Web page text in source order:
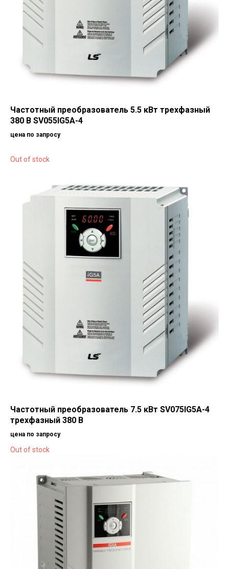
Частотный преобразователь 5.5 кВт трехфазный
380 В SV055IG5A-4
цена по запросу
Out of stock
Частотный преобразователь 7.5 кВт SV075IG5A-4
трехфазный 380 В
цена по запросу
Out of stock